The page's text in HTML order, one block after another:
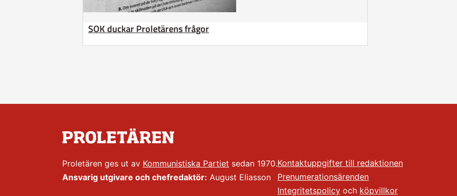
SOK duckar Proletärens frågor
Proletären ges ut av Kommunistiska Partiet sedan 1970.
Ansvarig utgivare och chefredaktör: August Eliasson
Kontaktuppgifter till redaktionen
Prenumerationsärenden
Integritetspolicy och köpvillkor